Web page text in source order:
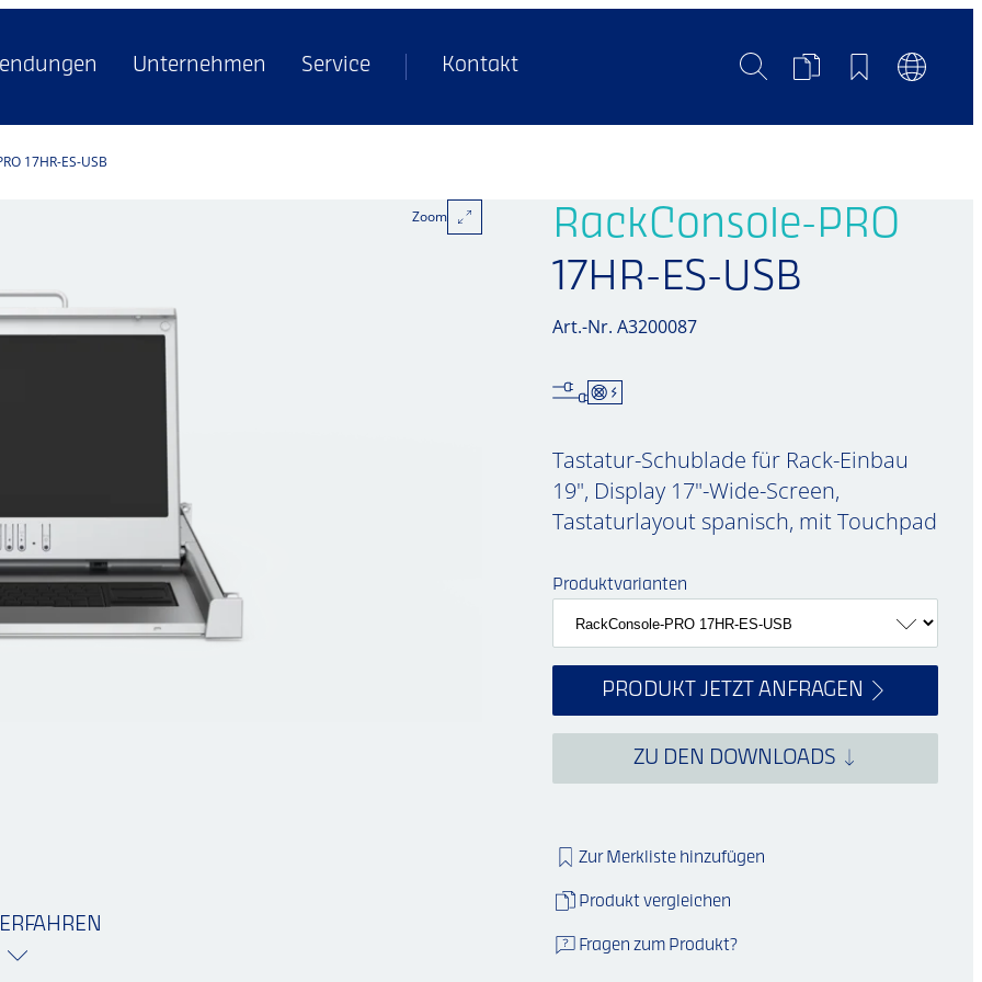
Unternehmen Service Kontakt SucheProduktvergleich
Merkliste
17HR-ES-USB
RackConsole-PRO
17HR-ES-USB
Art.-Nr. A3200087
Zoom
Tastatur-Schublade für Rack-Einbau
19", Display 17"-Wide-Screen,
Tastaturlayout spanisch, mit Touchpad
Produktvarianten
PRODUKT JETZT ANFRAGEN
ZU DEN DOWNLOADS
Zur Merkliste hinzufügen
Produkt vergleichen
Fragen zum Produkt?